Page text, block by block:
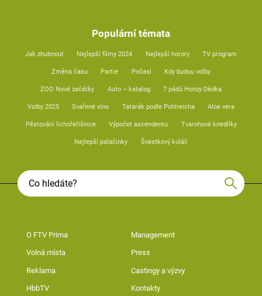
Populární témata
Jak zhubnout Nejlepší filmy 2024 Nejlepší horory TV program
Změna času Partie Počasí Kdy budou volby
ZOO Nové začátky Auto – katalog 7 pádů Honzy Dědka
Volby 2025 Svařené víno Tatarák podle Pohlreicha Aloe vera
Pěstování lichořeřišnice Výpočet ascendentu Tvarohové knedlíky
Nejlepší palačinky Švestkový koláč
O FTV Prima Management
Volná místa Press
Reklama Castingy a výzvy
HbbTV Kontakty